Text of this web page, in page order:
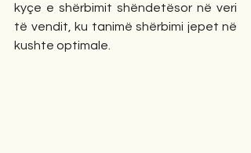
kyçe e shërbimit shëndetësor në veri
të vendit, ku tanimë shërbimi jepet në
kushte optimale.